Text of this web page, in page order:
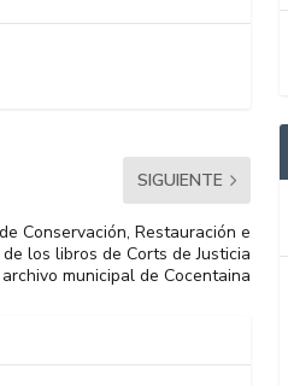
SIGUIENTE
Conservación, Restauración e
los libros de Corts de Justicia
municipal de Cocentaina